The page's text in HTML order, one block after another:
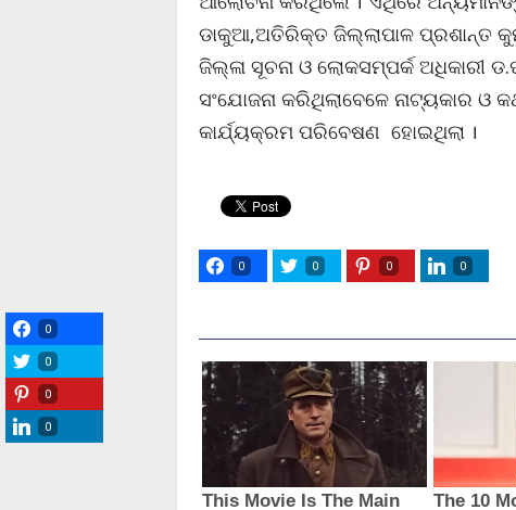
ଡାକୁଆ,ଅତିରିକ୍ତ ଜିଲ୍ଲାପାଳ ପ୍ରଶାନ୍ତ
ଜିଲ୍ଳା ସୂଚନା ଓ ଲୋକସମ୍ପର୍କ ଅଧିକାରୀ
ସଂଯୋଜନା କରିଥିଲାବେଳେ ନାଟ୍ୟକାର ଓ
କାର୍ଯ୍ୟକ୍ରମ ପରିବେଷଣ ହୋଇଥିଲା ।
0 0 0 0
0
0
0
0